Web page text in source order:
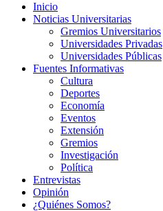
Inicio
Noticias Universitarias
Gremios Universitarios
Universidades Privadas
Universidades Públicas
Fuentes Informativas
Cultura
Deportes
Economía
Eventos
Extensión
Gremios
Investigación
Política
Entrevistas
Opinión
¿Quiénes Somos?